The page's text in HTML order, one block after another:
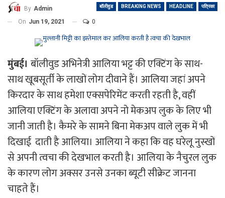
बॉलीवुड BREAKING NEWS HEADLINE पत्रिका
By Admin
On Jun 19, 2021 0
मुंबई। बॉलीवुड अभिनेत्री आलिया भट्ट की एक्टिंग के साथ-
साथ खूबसूर्ती के लाखों लोग दीवाने हैं। आलिया जहां अपने
किरदार के साथ हमेशा एक्सपेरिमेंट करती रहती है, वहीं
आलिया एक्टिंग के अलावा अपने नो मेकअप लुक के लिए भी
जानी जाती है। कैमरे के सामने बिना मेकअप वाले लुक में भी
दिखाई दाती है आलिया। आलिया ने कहा कि वह घरेलू नुस्खों
से अपनी त्वचा की देखभाल करती है। आलिया के नैचुरल लुक
के कारण लोग अक्सर उनसे उनका ब्यूटी सीक्रेट जानना
चाहते हैं।